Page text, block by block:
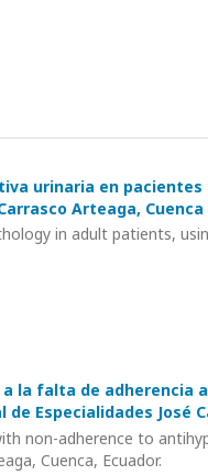
urinaria en
Arteaga, Cuenca
in adult patients,
a la falta de
Especialidades José
non-adherence to
Cuenca, Ecuador.